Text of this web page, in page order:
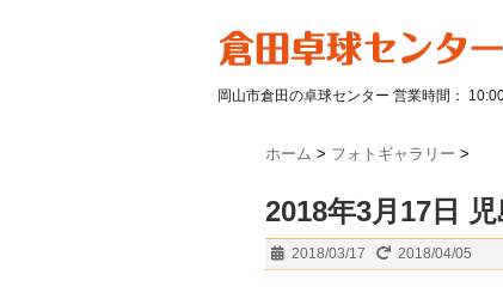
岡山市倉田の卓球センター 営業時間：
ホーム > フォトギャラリー >
2018年3月17日
2018/03/17 2018/04/05